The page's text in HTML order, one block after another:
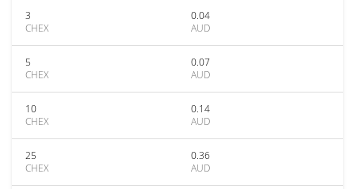
3
CHEX
0.04
AUD
5
CHEX
0.07
AUD
10
CHEX
0.14
AUD
25
CHEX
0.36
AUD